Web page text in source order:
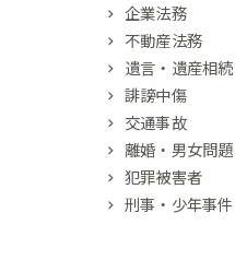
企業法務
不動産法務
遺言・遺産相続
誹謗中傷
交通事故
離婚・男女問題
犯罪被害者
刑事・少年事件